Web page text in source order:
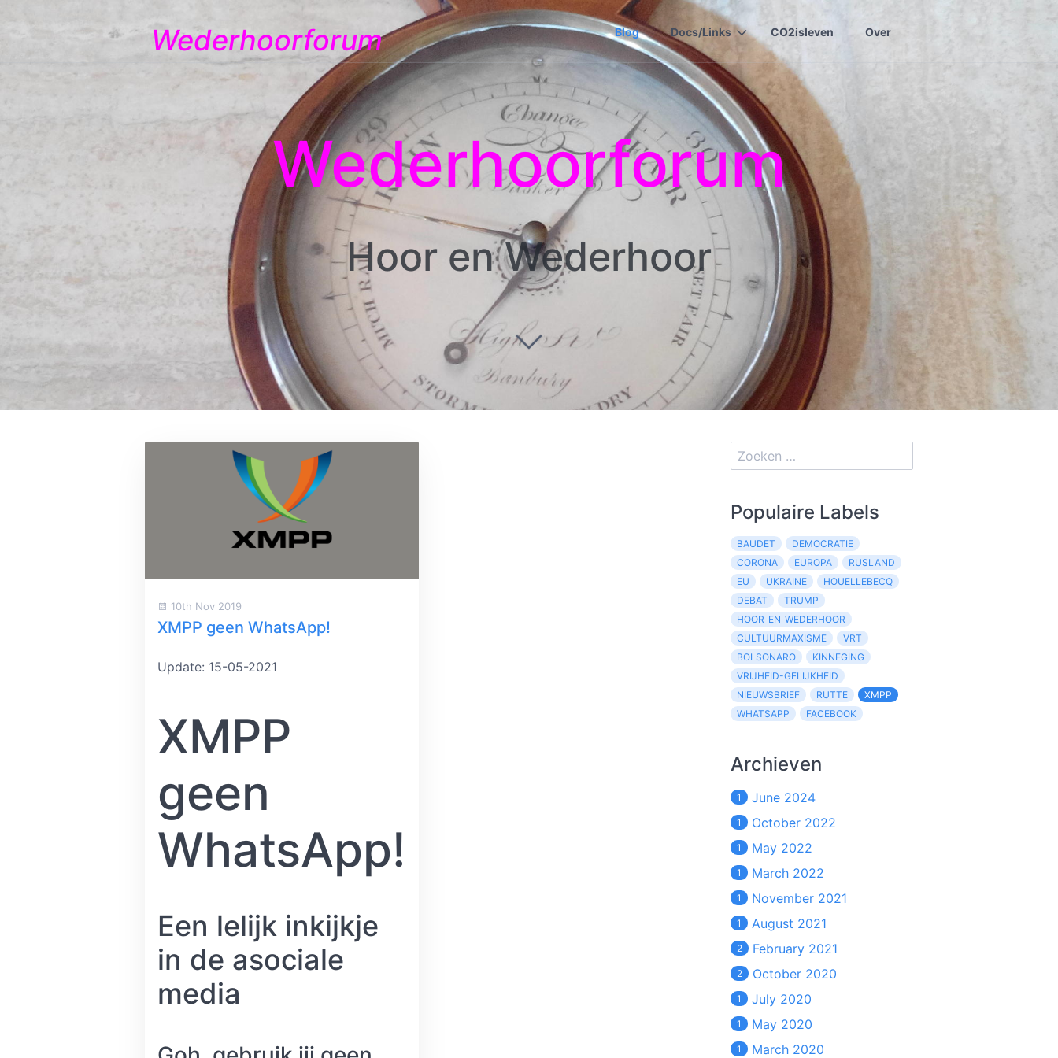
Wederhoorforum Blog Docs/Links CO2isleven Over
Wederhoorforum
Hoor en Wederhoor
10th Nov 2019
XMPP geen WhatsApp!
Update: 15-05-2021
XMPP
geen
WhatsApp!
Een lelijk inkijkje
in de asociale
media
Populaire Labels
BAUDET
DEMOCRATIE
CORONA
EUROPA
RUSLAND
EU
UKRAINE
HOUELLEBECQ
DEBAT
TRUMP
HOOR_EN_WEDERHOOR
CULTUURMAXISME
VRT
BOLSONARO
KINNEGING
VRIJHEID-GELIJKHEID
NIEUWSBRIEF
RUTTE
XMPP
WHATSAPP
FACEBOOK
Archieven
1 June 2024
1 October 2022
1 May 2022
1 March 2022
1 November 2021
1 August 2021
2 February 2021
2 October 2020
1 July 2020
1 May 2020
1 March 2020